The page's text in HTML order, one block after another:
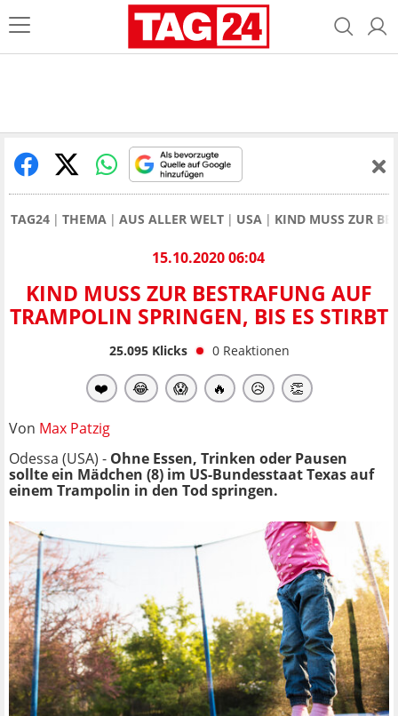
TAG24 THEMA AUS ALLER WELT USA KIND MUSS ZUR
15.10.2020 06:04
KIND MUSS ZUR BESTRAFUNG AUF
TRAMPOLIN SPRINGEN, BIS ES STIRBT
25.095Klicks 0 Reaktionen
❤️ 😂 😱 🔥 😥 👏
Von Max Patzig
Odessa (USA) - Ohne Essen, Trinken oder Pausen
sollte ein Mädchen (8) im US-Bundesstaat Texas auf
einem Trampolin in den Tod springen.